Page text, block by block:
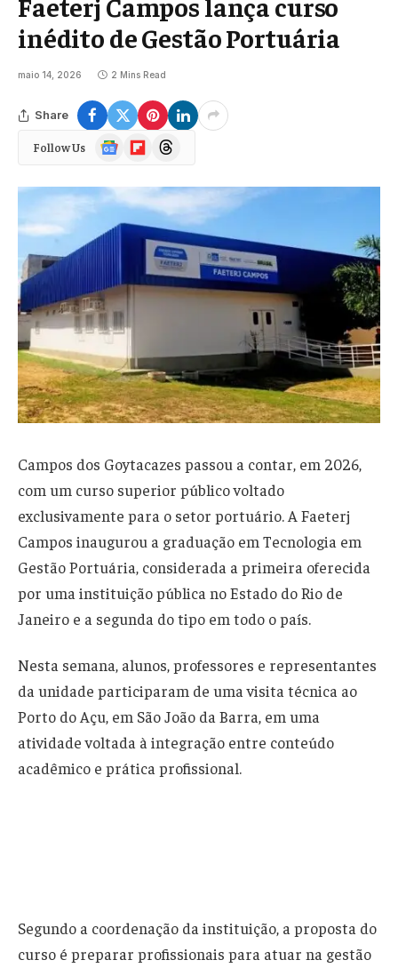
inédito de Gestão Portuária
maio 14, 2026 2 Mins Read
Share
Follow Us
Google
News
FlipboardThreads
Campos dos Goytacazes passou a contar, em 2026,
com um curso superior público voltado
exclusivamente para o setor portuário. A Faeterj
Campos inaugurou a graduação em Tecnologia em
Gestão Portuária, considerada a primeira oferecida
por uma instituição pública no Estado do Rio de
Janeiro e a segunda do tipo em todo o país.
Nesta semana, alunos, professores e representantes
da unidade participaram de uma visita técnica ao
Porto do Açu, em São João da Barra, em uma
atividade voltada à integração entre conteúdo
acadêmico e prática profissional.
Segundo a coordenação da instituição, a proposta do
curso é preparar profissionais para atuar na gestão